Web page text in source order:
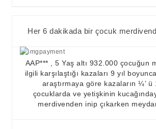
Her 6 dakikada bir çocuk
AAP*** , 5 Yaş altı 932.000 çocuğun
ilgili karşılaştığı kazaları 9 yıl
araştırmaya göre kazaların ¼’ ü
çocuklarda ve yetişkinin
merdivenden inip çıkarken